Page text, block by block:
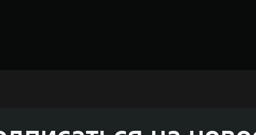
GWM входят 80 дочерних компаний, а штат включает более 60 000